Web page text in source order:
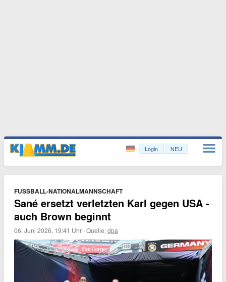
Login NEU
FUSSBALL-NATIONALMANNSCHAFT
Sané ersetzt verletzten Karl gegen USA -
auch Brown beginnt
06. Juni 2026, 19:41 Uhr ·Quelle:dpa